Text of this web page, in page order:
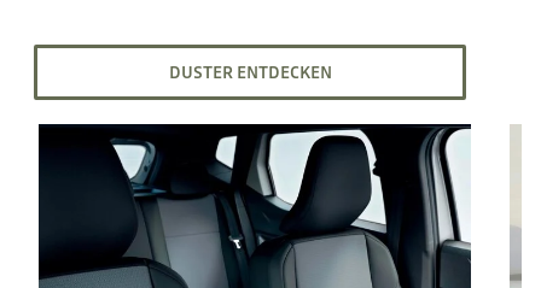
DUSTER ENTDECKEN